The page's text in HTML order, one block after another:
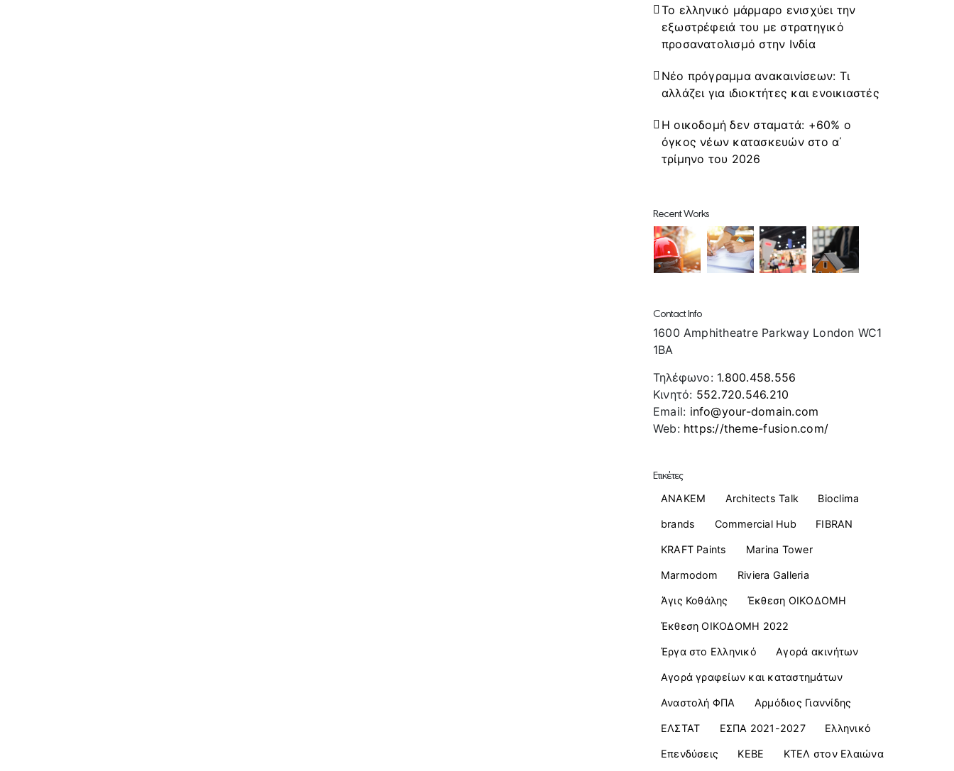
Το ελληνικό μάρμαρο ενισχύει την
εξωστρέφειά του με στρατηγικό
προσανατολισμό στην Ινδία
Νέο πρόγραμμα ανακαινίσεων: Τι
αλλάζει για ιδιοκτήτες και ενοικιαστές
Η οικοδομή δεν σταματά: +60% ο
όγκος νέων κατασκευών στο α΄
τρίμηνο του 2026
Recent Works
Contact Info
1600 Amphitheatre Parkway London WC1
1BA
Τηλέφωνο: 1.800.458.556
Κινητό: 552.720.546.210
Email: info@your-domain.com
Web: https://theme-fusion.com/
Ετικέτες
ANAKEM Architects Talk Bioclima
brands Commercial Ηub FIBRAN
KRAFT Paints Marina Tower
Marmodom Riviera Galleria
Άγις Κοθάλης Έκθεση ΟΙΚΟΔΟΜΗ
Έκθεση ΟΙΚΟΔΟΜΗ 2022
Έργα στο Ελληνικό Αγορά ακινήτων
Αγορά γραφείων και καταστημάτων
Αναστολή ΦΠΑ Αρμόδιος Γιαννίδης
ΕΛΣΤΑΤ ΕΣΠΑ 2021-2027 Ελληνικό
Επενδύσεις ΚΕΒΕ ΚΤΕΛ στον Ελαιώνα